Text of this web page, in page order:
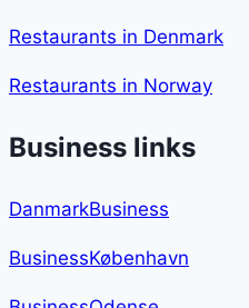
Restaurants in Denmark
Restaurants in Norway
Business links
DanmarkBusiness
BusinessKøbenhavn